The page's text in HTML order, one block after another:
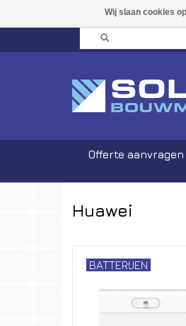
Offerte aanvragen
Huawei
BATTERIJEN